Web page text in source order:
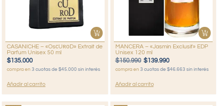
CASANICHE – «OsᴄUʀᴏD» Extrait de
Parfum Unisex 50 ml
$135.000
compra en3 cuotas de $45.000 sin interés
Añadir al carrito
MANCERA – «Jasmin Exclusif» EDP
Unisex 120 ml
$150.990 $139.990
compra en 3 cuotas de $46.663 sin interés
Añadir al carrito